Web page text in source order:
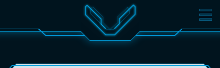
ФИЛЬМЫ БИЛЕТЫ